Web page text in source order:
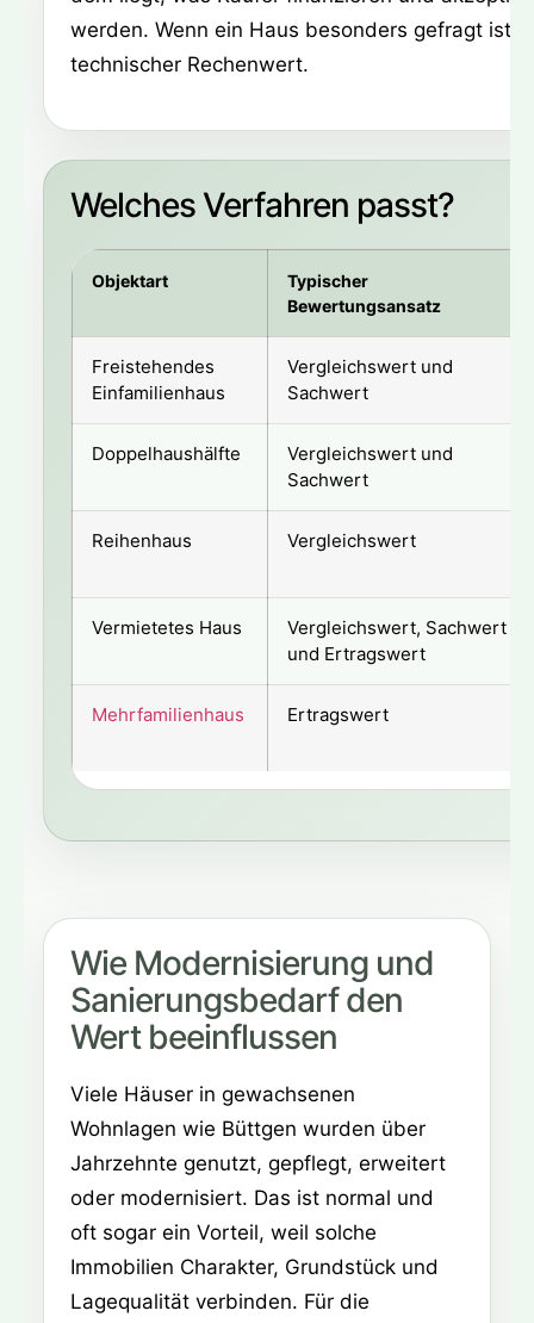
werden. Wenn ein Haus besonders gefragt ist,
technischer Rechenwert.
Welches Verfahren passt?
Objektart
Typischer
Bewertungsansatz
Freistehendes
Einfamilienhaus
Vergleichswert und
Sachwert
Doppelhaushälfte
Vergleichswert und
Sachwert
Reihenhaus Vergleichswert
Vermietetes Haus
Vergleichswert, Sachwert
und Ertragswert
Mehrfamilienhaus Ertragswert
Wie Modernisierung und
Sanierungsbedarf den
Wert beeinflussen
Viele Häuser in gewachsenen
Wohnlagen wie Büttgen wurden über
Jahrzehnte genutzt, gepflegt, erweitert
oder modernisiert. Das ist normal und
oft sogar ein Vorteil, weil solche
Immobilien Charakter, Grundstück und
Lagequalität verbinden. Für die